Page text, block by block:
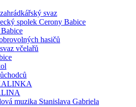
svaz
spolek Cerony Babice
hasičů
včelařů
muzika Stanislava Gabriela